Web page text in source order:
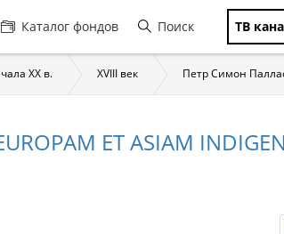
Каталог фондов Поиск ТВ
XX в. XVIII век Петр Симон
ET ASIAM